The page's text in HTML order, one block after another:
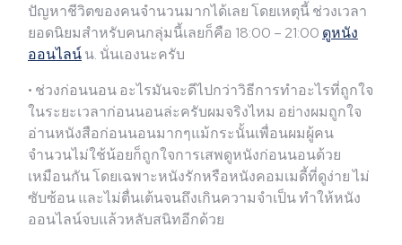
ปัญหาชีวิตของคนจำนวนมากได้เลย โดยเหตุนี้ ช่วงเวลา
ยอดนิยมสำหรับคนกลุ่มนี้เลยก็คือ 18:00 – 21:00 ดูหนัง
ออนไลน์น. นั่นเองนะครับ
• ช่วงก่อนนอน อะไรมันจะดีไปกว่าวิธีการทำอะไรที่ถูกใจ
ในระยะเวลาก่อนนอนล่ะครับผมจริงไหม อย่างผมถูกใจ
อ่านหนังสือก่อนนอนมากๆแม้กระนั้นเพื่อนผมผู้คน
จำนวนไม่ใช้น้อยก็ถูกใจการเสพดูหนังก่อนนอนด้วย
เหมือนกัน โดยเฉพาะหนังรักหรือหนังคอมเมดี้ที่ดูง่าย ไม่
ซับซ้อน และไม่ตื่นเต้นจนถึงเกินความจำเป็น ทำให้หนัง
ออนไลน์จบแล้วหลับสนิทอีกด้วย